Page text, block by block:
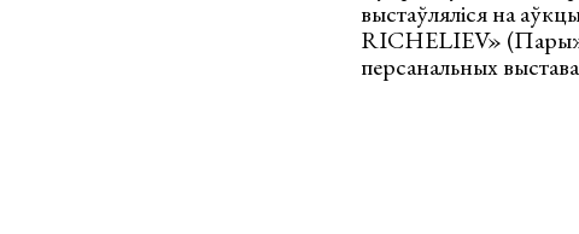
выстаўляліся на
RICHELIEV» (Парыж).
персанальных